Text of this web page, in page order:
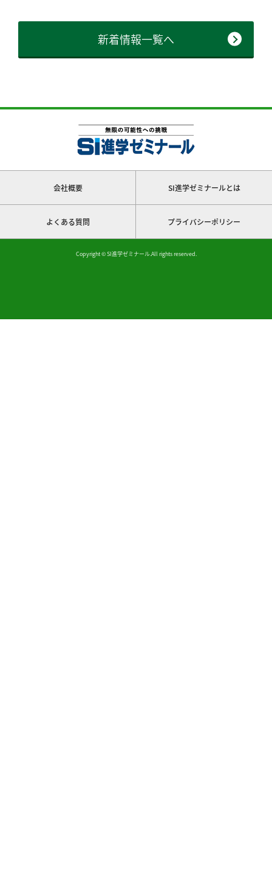
新着情報一覧へ
会社概要 SI進学ゼミナールとは
よくある質問 プライバシーポリシー
Copyright © SI進学ゼミナール.All rights reserved.